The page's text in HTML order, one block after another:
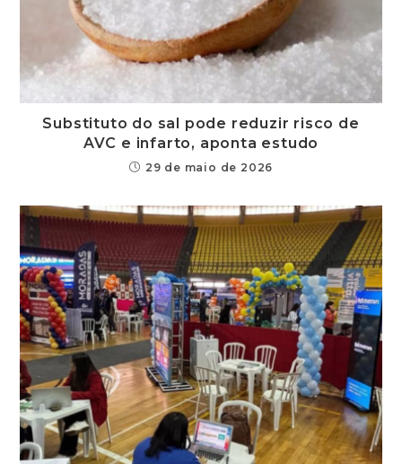
Substituto do sal pode reduzir risco de
AVC e infarto, aponta estudo
29 de maio de 2026